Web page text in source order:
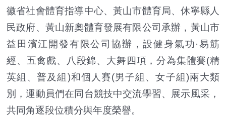
徽省社會體育指導中心、黃山市體育局、休寧縣人
民政府、黃山新奧體育發展有限公司承辦，黃山市
益田濱江開發有限公司協辦，設健身氣功·易筋
經、五禽戲、八段錦、大舞四項，分為集體賽(精
英組、普及組)和個人賽(男子組、女子組)兩大類
別，運動員們在同台競技中交流學習、展示風采，
共同角逐段位積分與年度榮譽。